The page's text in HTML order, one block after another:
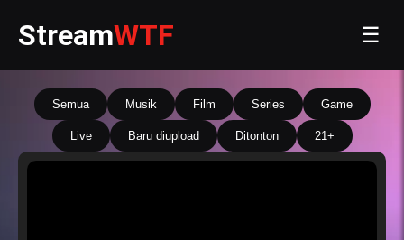
StreamWTF ☰
Semua Musik Film Series Game
Live Baru diupload Ditonton 21+